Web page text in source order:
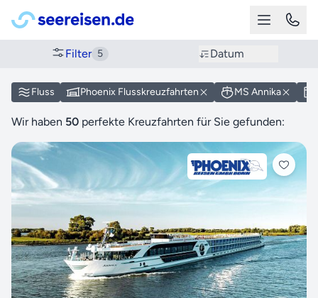
Filter 5 Datum
Fluss Phoenix Flusskreuzfahrten MS Annika
Wir haben 50 perfekte Kreuzfahrten für Sie gefunden: